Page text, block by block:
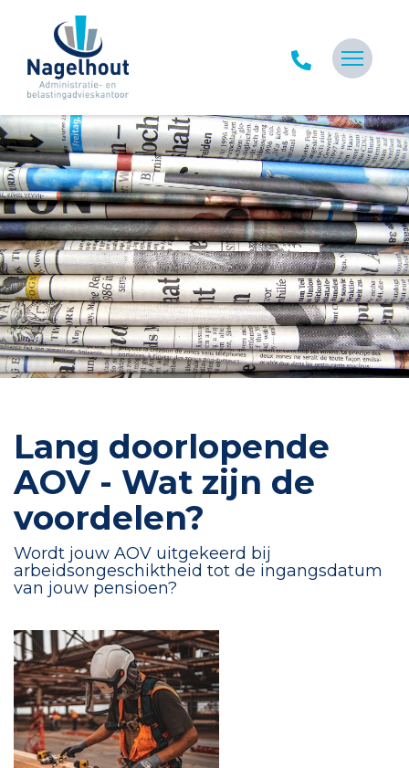
Lang doorlopende
AOV - Wat zijn de
voordelen?
Wordt jouw AOV uitgekeerd bij
arbeidsongeschiktheid tot de ingangsdatum
van jouw pensioen?